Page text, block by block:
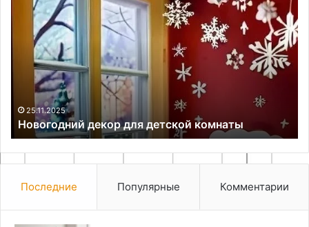
декор
детской
комнаты
25.11.2025
Новогодний декор для детской комнаты
в
Последние Популярные Комментарии